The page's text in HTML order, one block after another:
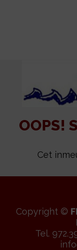
OOPS!
Cet
Copyright ©
Tel.